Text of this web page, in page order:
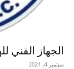
الجهاز الفني
سبتمبر 4, 2021